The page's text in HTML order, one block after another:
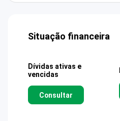
Situação financeira
Dívidas ativas e
vencidas
Consultar